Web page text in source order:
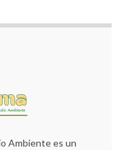
Ambiente es un